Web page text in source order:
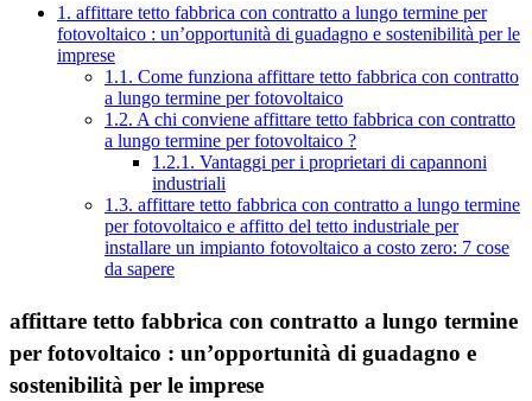
1. affittare tetto fabbrica con contratto a lungo termine per
fotovoltaico : un’opportunità di guadagno e sostenibilità per le
imprese
1.1. Come funziona affittare tetto fabbrica con contratto
a lungo termine per fotovoltaico
1.2. A chi conviene affittare tetto fabbrica con contratto
a lungo termine per fotovoltaico ?
1.2.1. Vantaggi per i proprietari di capannoni
industriali
1.3. affittare tetto fabbrica con contratto a lungo termine
per fotovoltaico e affitto del tetto industriale per
installare un impianto fotovoltaico a costo zero: 7 cose
da sapere
affittare tetto fabbrica con contratto a lungo termine
per fotovoltaico : un’opportunità di guadagno e
sostenibilità per le imprese